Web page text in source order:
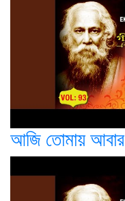
আজি তোমায় আবার